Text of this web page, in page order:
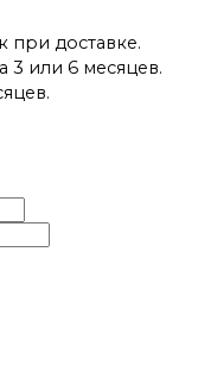
при доставке.
3 или 6 месяцев.